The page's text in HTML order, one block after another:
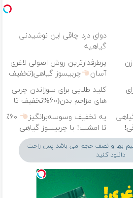
دوای درد چاقی این نوشیدنی
گیاهیه
پرطرفدارترین روش اصولی لاغری
آسان
چربیسوز گیاهی(تخفیف
فقط امروز)
کلید طلایی برای سوزاندن چربی
های مزاحم بدن(۶۰%تخفیف تا
امشب)
یه تخفیف وسوسه‌برانگیز
۶۰٪
تا امشب! با چربیسوز گیاهی
آسون لاغر شو
نیم بها و نصف حجم می باشد پس راحت
دانلود کنید